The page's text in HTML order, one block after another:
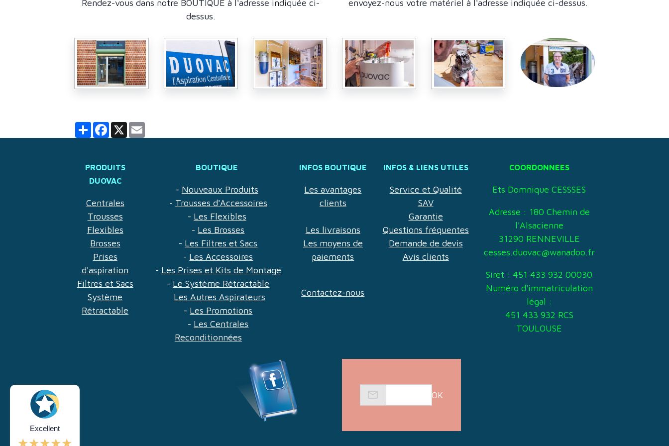
Rendez-vous dans notre BOUTIQUE à l'adresse indiquée ci-
dessus.
envoyez-nous votre matériel à l'adresse indiquée ci-dessus.
PartagerFacebook
X
PRODUITS
DUOVAC
Centrales
Trousses
Flexibles
Brosses
Prises
d'aspiration
Filtres et Sacs
Système
Rétractable
BOUTIQUE
- Nouveaux Produits
- Trousses d'Accessoires
- Les Flexibles
- Les Brosses
- Les Filtres et Sacs
- Les Accessoires
- Les Prises et Kits de Montage
- Le Système Rétractable
Les Autres Aspirateurs
- Les Promotions
- Les Centrales
Reconditionnées
INFOS BOUTIQUE
Les avantages
clients
Les livraisons
Les moyens de
paiements
Contactez-nous
INFOS & LIENS UTILES
Service et Qualité
SAV
Garantie
Questions fréquentes
Demande de devis
Avis clients
COORDONNEES
Ets Domnique CESSSES
Adresse : 180 Chemin de
l'Alsacienne
31290 RENNEVILLE
cesses.duovac@wanadoo.fr
Siret : 451 433 932 00030
Numéro d'immatriculation
légal :
451 433 932 RCS
TOULOUSE
OK
Excellent